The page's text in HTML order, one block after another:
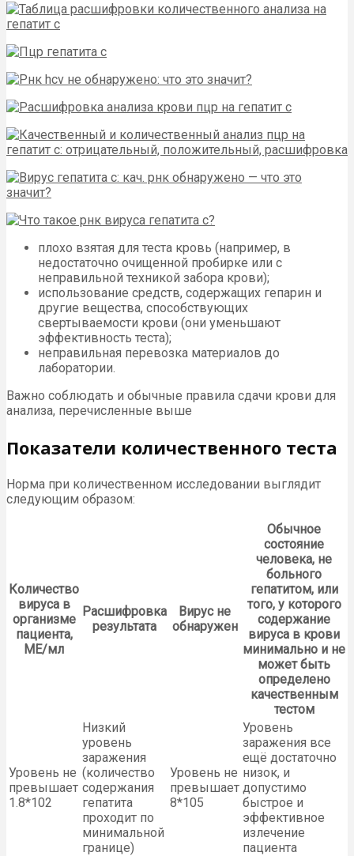
плохо взятая для теста кровь (например, в
недостаточно очищенной пробирке или с
неправильной техникой забора крови);
использование средств, содержащих гепарин и
другие вещества, способствующих
свертываемости крови (они уменьшают
эффективность теста);
неправильная перевозка материалов до
лаборатории.
Важно соблюдать и обычные правила сдачи крови для
анализа, перечисленные выше
Показатели количественного теста
Норма при количественном исследовании выглядит
следующим образом:
Количество
вируса в
организме
пациента,
МЕ/мл
Расшифровка
результата
Вирус не
обнаружен
Обычное
состояние
человека, не
больного
гепатитом, или
того, у которого
содержание
вируса в крови
минимально и не
может быть
определено
качественным
тестом
Уровень не
превышает
1.8*102
Низкий
уровень
заражения
(количество
содержания
гепатита
проходит по
минимальной
границе)
Уровень не
превышает
8*105
Уровень
заражения все
ещё достаточно
низок, и
допустимо
быстрое и
эффективное
излечение
пациента